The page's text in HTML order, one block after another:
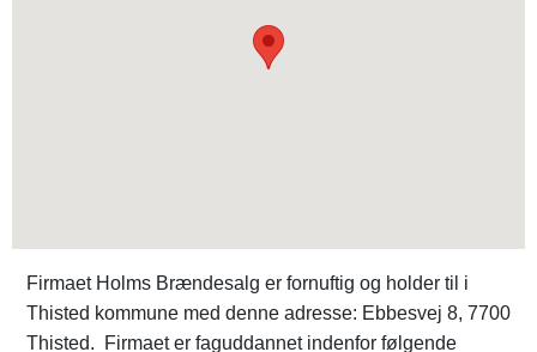
Firmaet Holms Brændesalg er fornuftig og holder til i
Thisted kommune med denne adresse: Ebbesvej 8, 7700
Thisted. Firmaet er faguddannet indenfor følgende